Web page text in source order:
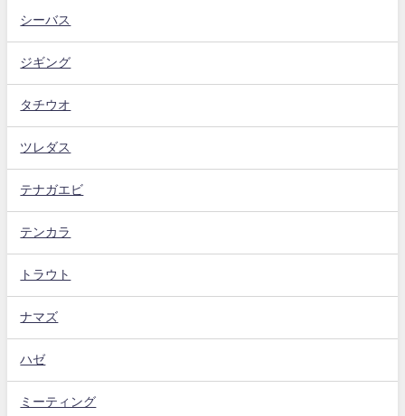
シーバス
ジギング
タチウオ
ツレダス
テナガエビ
テンカラ
トラウト
ナマズ
ハゼ
ミーティング